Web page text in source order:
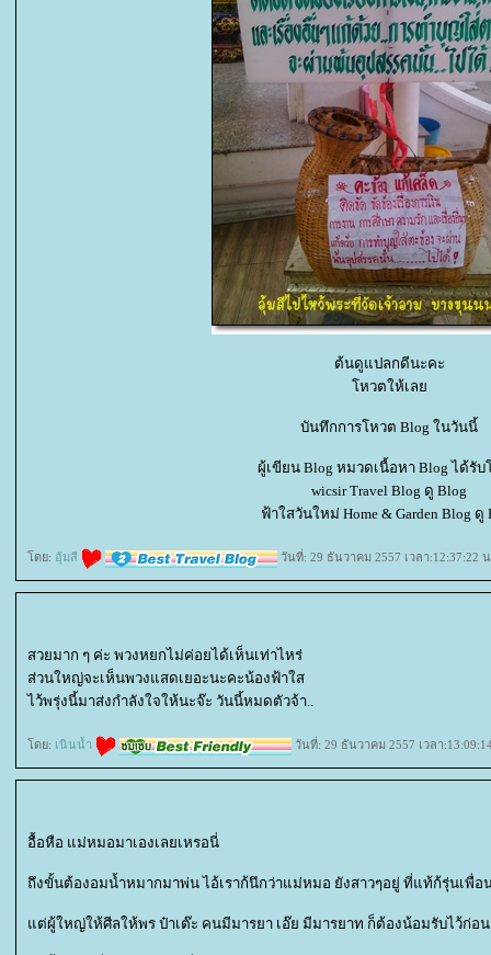
ต้นดูแปลกดีนะคะ
หวตให้เล
บันทึกการโหวต Blog ในวันนี้
ผู้เขียน Blog หมวดเนื้อหา Blog ได้รับ
wicsir Travel Blog ดู Blog
ฟ้าใสวันใหม่ Home & Garden Blog ดู
ดย: อุ้มสี วันที่: 29 ธันวาคม 2557 เวลา:12:37:22
สวยมาก ๆ ค่ะ พวงหยกไม่ค่อยได้เห็นเท่าไหร่
ส่วนใหญ่จะเห็นพวงแสดเยอะนะคะน้องฟ้าใส
ไว้พรุ่งนี้มาส่งกำลังใจให้นะจ๊ะ วันนี้หมดตัวจ้า..
ดย: เนินน้ำ วันที่: 29 ธันวาคม 2557 เวลา
อื้อหือ แม่หมอมาเองเลยเหรอนี่
ถึงขั้นต้องอมน้ำหมากมาพ่น ไอ้เราก้นึกว่าแม่หมอ ยังสาวๆอยู่ ที่แท้ก้รุ่นเพื่อ
ต่ผู้ใหญ่ให้ศีลให้พร ป๋าเต๊ะ คนมีมารยา เอ๊ย มีมารยาท ก็ต้องน้อมรับไว้ก่อ